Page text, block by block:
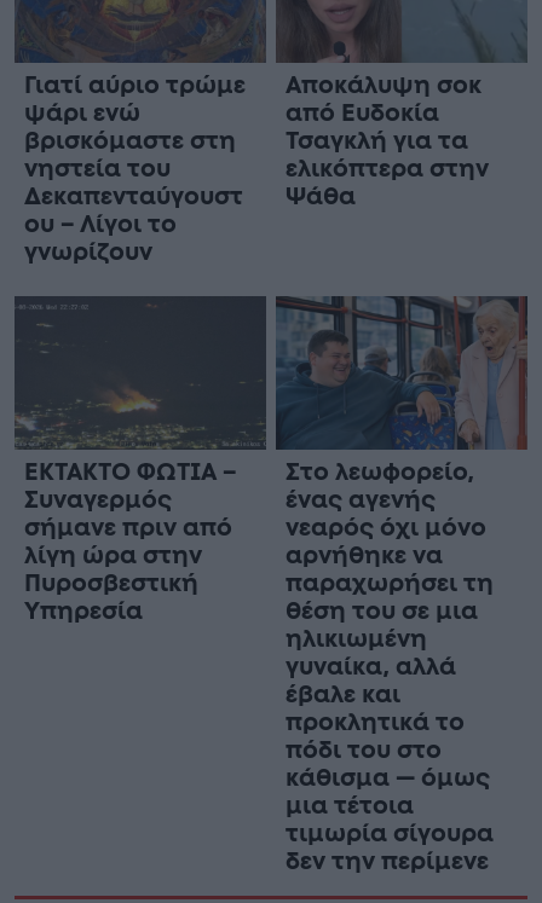
Γιατί αύριο τρώμε
ψάρι ενώ
βρισκόμαστε στη
νηστεία του
Δεκαπενταύγουστ
ου – Λίγοι το
γνωρίζουν
Αποκάλυψη σoκ
από Ευδοκία
Τσαγκλή για τα
ελικόπτερα στην
Ψάθα
ΕΚΤΑΚΤΟ ΦΩΤΙΑ –
Συναγερμός
σήμανε πριν από
λίγη ώρα στην
Πυροσβεστική
Υπηρεσία
Στο λεωφορείο,
ένας αγενής
νεαρός όχι μόνο
αρνήθηκε να
παραχωρήσει τη
θέση του σε μια
ηλικιωμένη
γυναίκα, αλλά
έβαλε και
προκλητικά το
πόδι του στο
κάθισμα — όμως
μια τέτοια
τιμωρία σίγουρα
δεν την περίμενε